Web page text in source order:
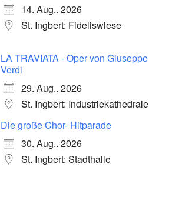
14. Aug.. 2026
St. Ingbert: Fideliswiese
LA TRAVIATA - Oper von Giuseppe
Verdi
29. Aug.. 2026
St. Ingbert: Industriekathedrale
Die große Chor- Hitparade
30. Aug.. 2026
St. Ingbert: Stadthalle